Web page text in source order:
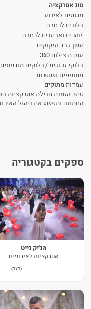
סוג אטרקציה
מגנטים לאירוע
בלונים לרחבה
זוהרים ואביזרים לרחבה
עשן כבד וזיקוקים
עמדת צילום 360
בלוקי זכוכית / בלוקים מודפסים
מתופפים ושופרות
עמדות מתוקים
טיפ: הזמנת חבילת אטרקציות
החתונה ותפשט את ניהול
ספקים בקטגוריה
מג'יק נייט
אטרקציות לאירועים
(171)